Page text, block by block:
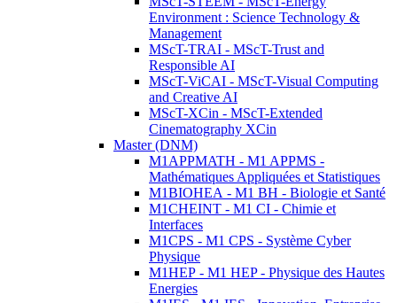
Environment : Science Technology &
Management
MScT-TRAI - MScT-Trust and
Responsible AI
MScT-ViCAI - MScT-Visual Computing
and Creative AI
MScT-XCin - MScT-Extended
Cinematography XCin
Master (DNM)
M1APPMATH - M1 APPMS -
Mathématiques Appliquées et Statistiques
M1BIOHEA - M1 BH - Biologie et Santé
M1CHEINT - M1 CI - Chimie et
Interfaces
M1CPS - M1 CPS - Système Cyber
Physique
M1HEP - M1 HEP - Physique des Hautes
Energies